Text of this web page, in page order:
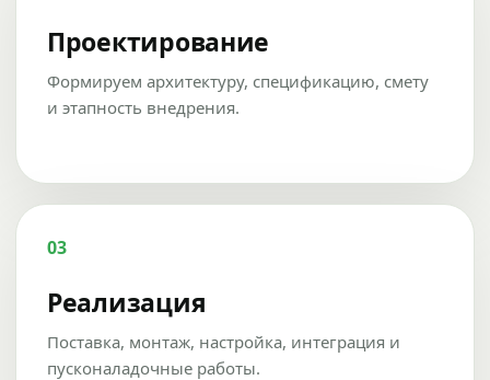
Проектирование
Формируем архитектуру, спецификацию, смету
и этапность внедрения.
03
Реализация
Поставка, монтаж, настройка, интеграция и
пусконаладочные работы.